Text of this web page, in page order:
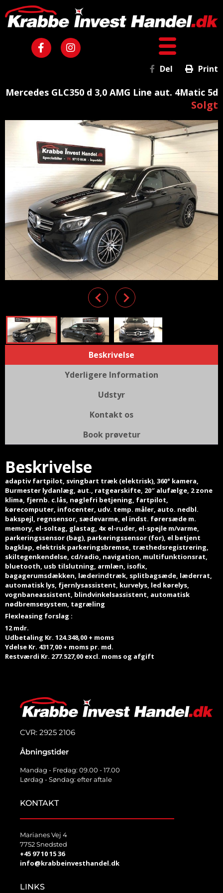
Del Print
Mercedes GLC350 d 3,0 AMG Line aut. 4Matic 5d
Solgt
Previous
Next
Beskrivelse
Yderligere Information
Udstyr
Kontakt os
Book prøvetur
Beskrivelse
adaptiv fartpilot, svingbart træk (elektrisk), 360° kamera,
Burmester lydanlæg, aut., ratgearskifte, 20″ alufælge, 2 zone
klima, fjernb. c.lås, nøglefri betjening, fartpilot,
kørecomputer, infocenter, udv. temp. måler, auto. nedbl.
bakspejl, regnsensor, sædevarme, el indst. førersæde m.
memory, el-soltag, glastag, 4x el-ruder, el-spejle m/varme,
parkeringssensor (bag), parkeringssensor (for), el betjent
bagklap, elektrisk parkeringsbremse, træthedsregistrering,
skiltegenkendelse, cd/radio, navigation, multifunktionsrat,
bluetooth, usb tilslutning, armlæn, isofix,
bagagerumsdækken, læderindtræk, splitbagsæde, læderrat,
automatisk lys, fjernlysassistent, kurvelys, led kørelys,
vognbaneassistent, blindvinkelsassistent, automatisk
nødbremsesystem, tagræling
Flexleasing forslag :
12 mdr.
Udbetaling Kr. 124.348,00 + moms
Ydelse Kr. 4317,00 + moms pr. md.
Restværdi Kr. 277.527,00 excl. moms og afgift
CVR: 2925 2106
Åbningstider
Mandag - Fredag: 09.00 - 17.00
Lørdag - Søndag: efter aftale
KONTAKT
Marianes Vej 4
7752 Snedsted
+45 97 10 15 36
info@krabbeinvesthandel.dk
LINKS